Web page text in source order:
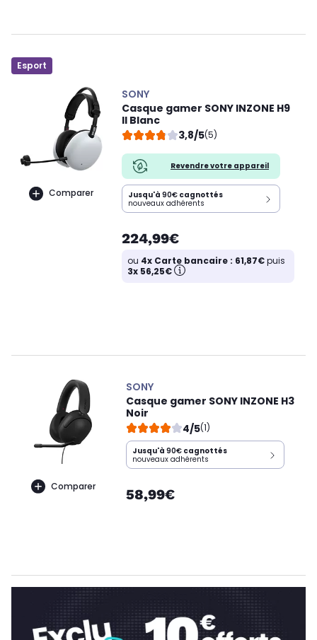
Esport
Comparer
SONY
Casque gamer SONY INZONE H9
II Blanc
3,8/5(5)
Revendre votre appareil
Jusqu'à 90€ cagnottés
nouveaux adhérents
224,99€
ou 4x Carte bancaire : 61,87€puis
3x 56,25€
Comparer
SONY
Casque gamer SONY INZONE H3
Noir
4/5(1)
Jusqu'à 90€ cagnottés
nouveaux adhérents
58,99€